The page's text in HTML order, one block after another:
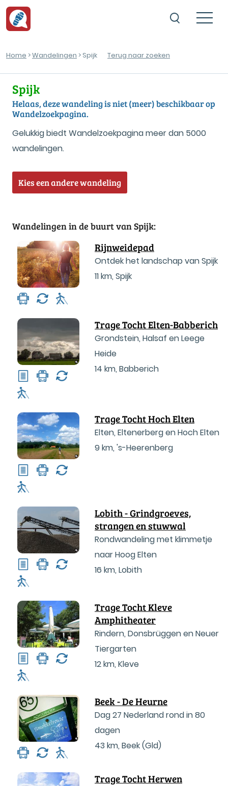
Home >Wandelingen > Spijk Terug naar zoeken
Spijk
Helaas, deze wandeling is niet (meer) beschikbaar op
Wandelzoekpagina.
Gelukkig biedt Wandelzoekpagina meer dan 5000
wandelingen.
Kies een andere wandeling
Wandelingen in de buurt van Spijk:
Rijnweidepad
Ontdek het landschap van Spijk
11 km, Spijk
Trage Tocht Elten-Babberich
Grondstein, Halsaf en Leege
Heide
14 km, Babberich
Trage Tocht Hoch Elten
Elten, Eltenerberg en Hoch Elten
9 km, 's-Heerenberg
Lobith - Grindgroeves,
strangen en stuwwal
Rondwandeling met klimmetje
naar Hoog Elten
16 km, Lobith
Trage Tocht Kleve
Amphitheater
Rindern, Donsbrüggen en Neuer
Tiergarten
12 km, Kleve
Beek - De Heurne
Dag 27 Nederland rond in 80
dagen
43 km, Beek (Gld)
Trage Tocht Herwen